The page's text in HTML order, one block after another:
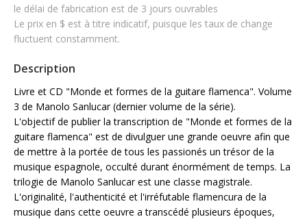
le délai de fabrication est de 3 jours ouvrables
Le prix en $ est à titre indicatif, puisque les taux de change
fluctuent constamment.
Description
Livre et CD "Monde et formes de la guitare flamenca". Volume
3 de Manolo Sanlucar (dernier volume de la série).
L'objectif de publier la transcription de "Monde et formes de la
guitare flamenca" est de divulguer une grande oeuvre afin que
de mettre à la portée de tous les passionés un trésor de la
musique espagnole, occulté durant énormément de temps. La
trilogie de Manolo Sanlucar est une classe magistrale.
L'originalité, l'authenticité et l'irréfutable flamencura de la
musique dans cette oeuvre a transcédé plusieurs époques,